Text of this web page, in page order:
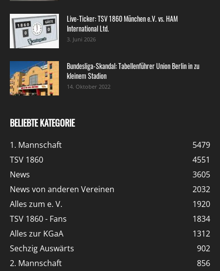
Live-Ticker: TSV 1860 München e.V. vs. HAM
International Ltd.
3. Juni 2026
Bundesliga-Skandal: Tabellenführer Union Berlin in zu
kleinem Stadion
14. Oktober 2022
BELIEBTE KATEGORIE
1. Mannschaft
5479
TSV 1860
4551
News
3605
News von anderen Vereinen
2032
Alles zum e. V.
1920
TSV 1860 - Fans
1834
Alles zur KGaA
1312
Sechzig Auswärts
902
2. Mannschaft
856